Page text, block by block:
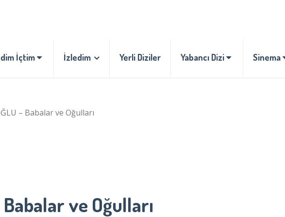
İçtim İzledim Yerli Diziler Yabancı Dizi Sinema
– Babalar ve Oğulları
Babalar ve Oğulları